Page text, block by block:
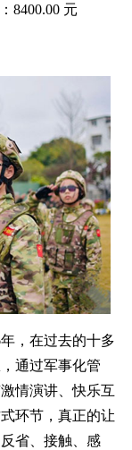
8400.00 元
，在过去的十多
通过军事化管
情演讲、快乐互
环节，真正的让
省、接触、感